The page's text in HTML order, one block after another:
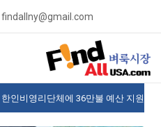
findallny@gmail.com
인비영리단체에 36만불 예산 지원